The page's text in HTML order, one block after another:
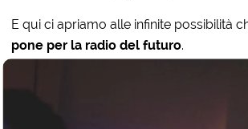
E qui ci apriamo alle infinite possibilità
pone per la radio del futuro.